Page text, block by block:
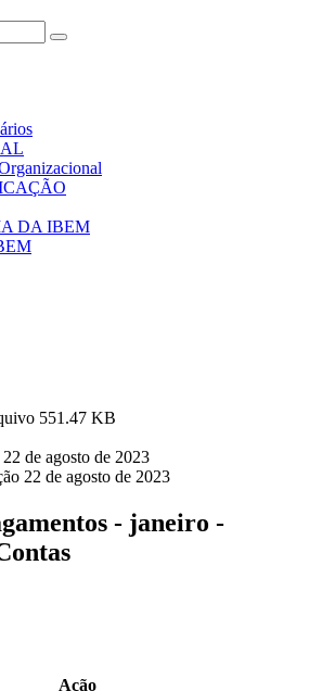
DA IBEM
551.47 KB
22 de agosto de 2023
22 de agosto de 2023
- janeiro -
Ação